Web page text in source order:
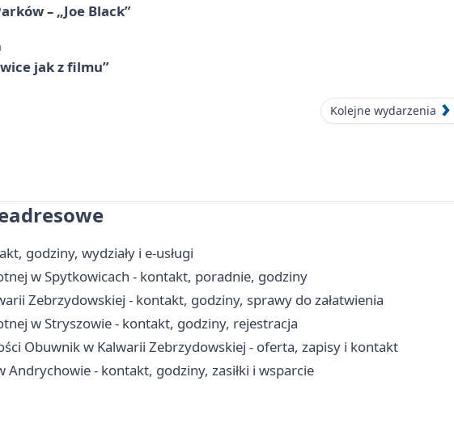
– „Joe Black”
jak z filmu”
Kolejne wydarzenia
godziny, wydziały i e-usługi
w Spytkowicach - kontakt, poradnie, godziny
Zebrzydowskiej - kontakt, godziny, sprawy do załatwienia
w Stryszowie - kontakt, godziny, rejestracja
Obuwnik w Kalwarii Zebrzydowskiej - oferta, zapisy i kontakt
Andrychowie - kontakt, godziny, zasiłki i wsparcie